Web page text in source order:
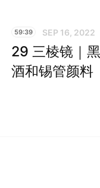
59:39 SEP 16, 2022
29 三棱镜｜
酒和锡管颜料